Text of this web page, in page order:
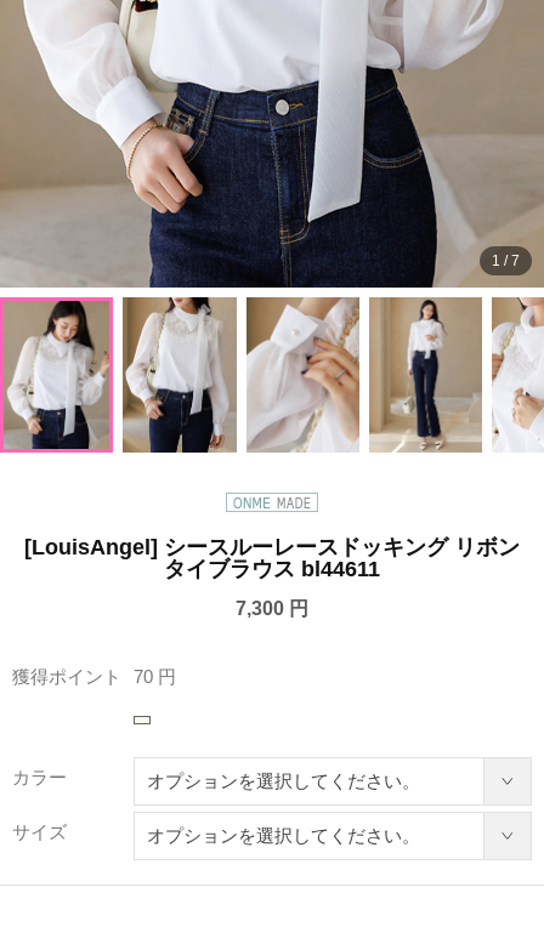
1 /7
[LouisAngel] シースルーレースドッキング リボン
タイブラウス bl44611
7,300 円
獲得ポイント 70 円
カラー
サイズ